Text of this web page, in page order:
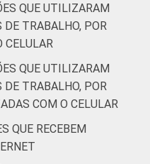
QUE UTILIZARAM
DE TRABALHO, POR
CELULAR
QUE UTILIZARAM
DE TRABALHO, POR
COM O CELULAR
QUE RECEBEM